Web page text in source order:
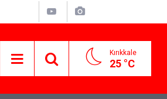
Kırıkkale
25 °C